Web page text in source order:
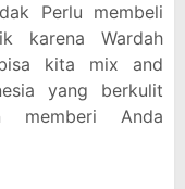
Perlu membeli
karena Wardah
kita mix and
yang berkulit
memberi Anda